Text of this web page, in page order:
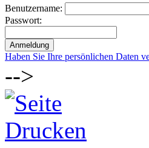
Benutzername:
Passwort:
Haben Sie Ihre persönlichen Daten
-->